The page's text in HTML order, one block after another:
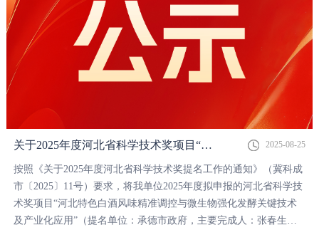
关于2025年度河北省科学技术奖项目“河北特色白酒风味精准调控与微生物强化发酵关键技术及产业化应用”的公示 2025-08-25
按照《关于2025年度河北省科学技术奖提名工作的通知》（冀科成
市〔2025〕11号）要求，将我单位2025年度拟申报的河北省科学技
术奖项目“河北特色白酒风味精准调控与微生物强化发酵关键技术
及产业化应用”（提名单位：承德市政府，主要完成人：张春生，